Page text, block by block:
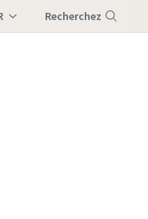
Recherchez